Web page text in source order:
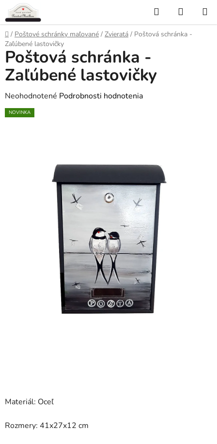
Prejsť
na
obsah
Hľadať
KOŠÍK
Domov
/ Poštové schránky maľované / Zvieratá / Poštová schránka -
Zaľúbené lastovičky
Materiál: Oceľ
Rozmery: 41x27x12 cm
Poštová schránka -
Zaľúbené lastovičky
Priemerné
hodnotenie
Neohodnotené Podrobnosti hodnotenia
NOVINKA